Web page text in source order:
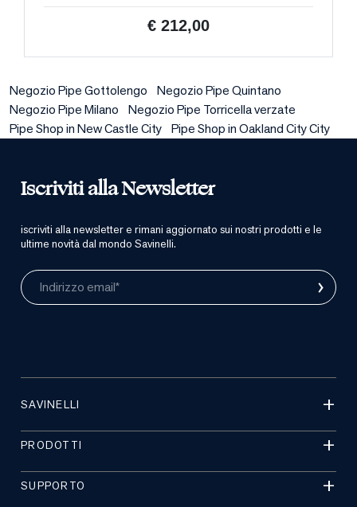
€ 212,00
Negozio Pipe Gottolengo
Negozio Pipe Quintano
Negozio Pipe Milano
Negozio Pipe Torricella verzate
Pipe Shop in New Castle City Pipe Shop in Oakland City City
Iscriviti alla Newsletter
iscriviti alla newsletter e rimani aggiornato sui nostri prodotti e le
ultime novità dal mondo Savinelli.
Indirizzo email* ›
SAVINELLI
PRODOTTI
SUPPORTO